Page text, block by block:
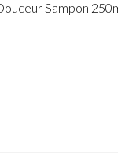
Sampon